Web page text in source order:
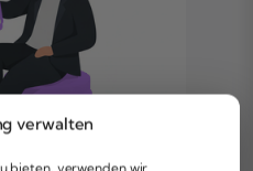
verwalten
bieten, verwenden wir